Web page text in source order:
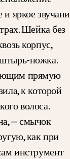
яркое
Шейка без
корпус,
ножка.
прямую
к которой
волоса.
— смычок
как при
инструмент